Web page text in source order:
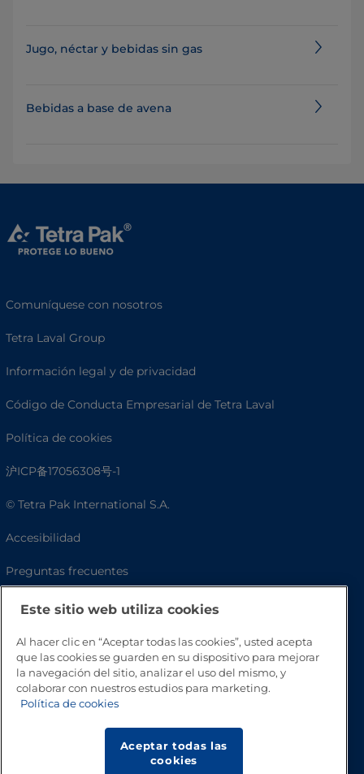
Jugo, néctar y bebidas sin gas
Bebidas a base de avena
Comuníquese con nosotros
Tetra Laval Group
Información legal y de privacidad
Código de Conducta Empresarial de Tetra Laval
Política de cookies
沪ICP备17056308号-1
© Tetra Pak International S.A.
Accesibilidad
Preguntas frecuentes
Este sitio web utiliza cookies
Al hacer clic en “Aceptar todas las cookies”, usted acepta
que las cookies se guarden en su dispositivo para mejorar
la navegación del sitio, analizar el uso del mismo, y
colaborar con nuestros estudios para marketing.
Política de cookies
Aceptar todas las
cookies